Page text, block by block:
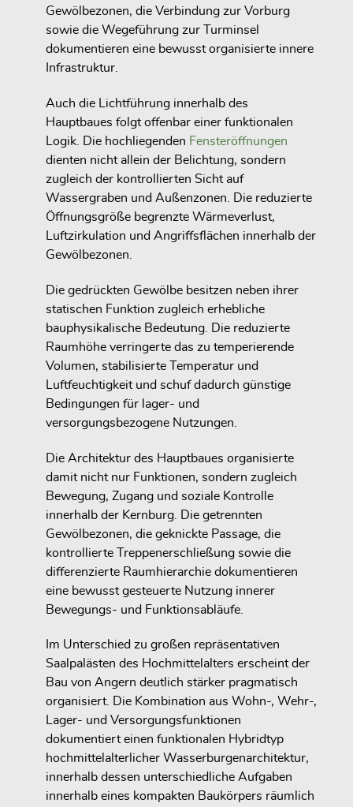
Gewölbezonen, die Verbindung zur Vorburg
sowie die Wegeführung zur Turminsel
dokumentieren eine bewusst organisierte innere
Infrastruktur.
Auch die Lichtführung innerhalb des
Hauptbaues folgt offenbar einer funktionalen
Logik. Die hochliegenden Fensteröffnungen
dienten nicht allein der Belichtung, sondern
zugleich der kontrollierten Sicht auf
Wassergraben und Außenzonen. Die reduzierte
Öffnungsgröße begrenzte Wärmeverlust,
Luftzirkulation und Angriffsflächen innerhalb der
Gewölbezonen.
Die gedrückten Gewölbe besitzen neben ihrer
statischen Funktion zugleich erhebliche
bauphysikalische Bedeutung. Die reduzierte
Raumhöhe verringerte das zu temperierende
Volumen, stabilisierte Temperatur und
Luftfeuchtigkeit und schuf dadurch günstige
Bedingungen für lager- und
versorgungsbezogene Nutzungen.
Die Architektur des Hauptbaues organisierte
damit nicht nur Funktionen, sondern zugleich
Bewegung, Zugang und soziale Kontrolle
innerhalb der Kernburg. Die getrennten
Gewölbezonen, die geknickte Passage, die
kontrollierte Treppenerschließung sowie die
differenzierte Raumhierarchie dokumentieren
eine bewusst gesteuerte Nutzung innerer
Bewegungs- und Funktionsabläufe.
Im Unterschied zu großen repräsentativen
Saalpalästen des Hochmittelalters erscheint der
Bau von Angern deutlich stärker pragmatisch
organisiert. Die Kombination aus Wohn-, Wehr-,
Lager- und Versorgungsfunktionen
dokumentiert einen funktionalen Hybridtyp
hochmittelalterlicher Wasserburgenarchitektur,
innerhalb dessen unterschiedliche Aufgaben
innerhalb eines kompakten Baukörpers räumlich